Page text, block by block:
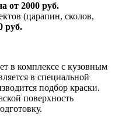
от 2000 руб.
(царапин, сколов,
руб.
в комплексе с кузовным
в специальной
подбор краски.
поверхность